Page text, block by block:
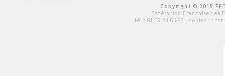
Copyright © 2015
Fédération Française des
tél : 01 39 44 65 80 | contact :